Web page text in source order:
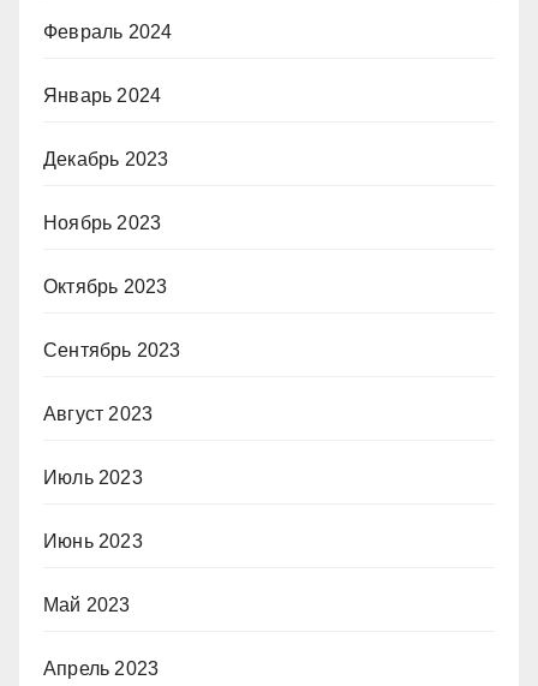
Февраль 2024
Январь 2024
Декабрь 2023
Ноябрь 2023
Октябрь 2023
Сентябрь 2023
Август 2023
Июль 2023
Июнь 2023
Май 2023
Апрель 2023